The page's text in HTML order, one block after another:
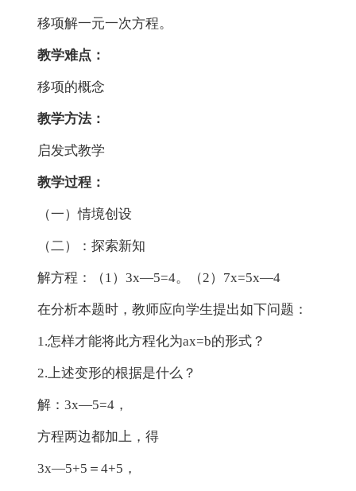
移项解一元一次方程。
教学难点：
移项的概念
教学方法：
启发式教学
教学过程：
（一）情境创设
（二）：探索新知
解方程：（1）3x—5=4。（2）7x=5x—4
在分析本题时，教师应向学生提出如下问题：
1.怎样才能将此方程化为ax=b的形式？
2.上述变形的根据是什么？
解：3x—5=4，
方程两边都加上，得
3x—5+5＝4+5，